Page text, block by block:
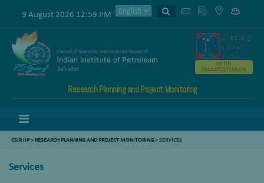
9 August 2026 12:59 PM
Research Planning and Project Monitoring
GSTIN
05AAATC2716R2ZK
CSIR IIP> RESEARCH PLANNING AND PROJECT MONITORING> SERVICES
Services